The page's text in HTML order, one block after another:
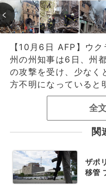
【10月6日 AFP】ウ
州の州知事は6日、州
の攻撃を受け、少なく
方不明になっていると
全
関
ザポ
移管